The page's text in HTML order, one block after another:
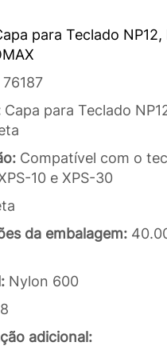
para Teclado
76187
Capa para Teclado
Compatível com o
10 e XPS-30
da embalagem:
Nylon 600
adicional: